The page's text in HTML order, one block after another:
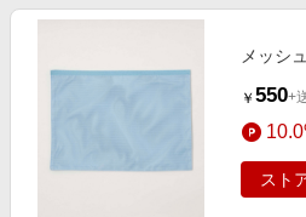
コスメ・健康・医薬品
スポーツ・アウトドア・ゴルフ
電子書籍特集
楽天IDでログイン/会員登録
メッシ
￥ 550+
スト